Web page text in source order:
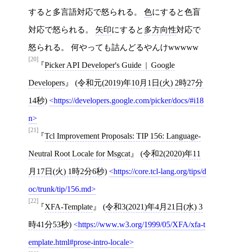
すると多言語対応で怒られる。 色にすると色盲
対応で怒られる。 矢印にすると 多方向性対応で
怒られる。 何やっても詰んどるやんけwwwww
[20]
Picker API Developer's Guide | Google
Developers (令和元(2019)年10月1日(火) 2時27分
14秒) https://developers.google.com/picker/docs/#i18
n
[21]
Tcl Improvement Proposals: TIP 156: Language-
Neutral Root Locale for Msgcat (令和2(2020)年11
月17日(火) 1時2分6秒) https://core.tcl-lang.org/tips/d
oc/trunk/tip/156.md
[22]
XFA-Template (令和3(2021)年4月21日(水) 3
時41分53秒) https://www.w3.org/1999/05/XFA/xfa-t
emplate.html#prose-intro-locale